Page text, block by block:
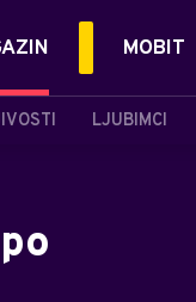
LJUBIMCI
MOBIT